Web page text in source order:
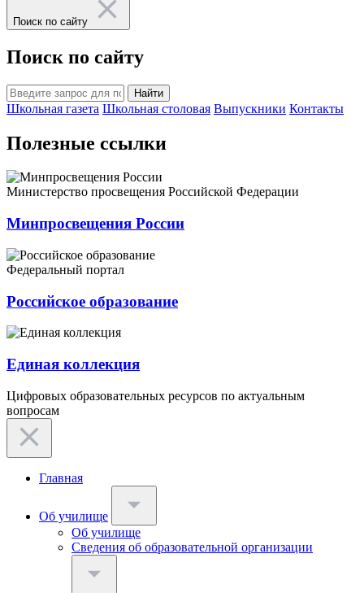
Поиск по сайту
Поиск по сайту
Найти
Школьная газета Школьная столовая Выпускники Контакты
Полезные ссылки
Министерство просвещения Российской Федерации
Минпросвещения России
Федеральный портал
Российское образование
Единая коллекция
Цифровых образовательных ресурсов по актуальным
вопросам
Главная
Об училище
Об училище
Сведения об образовательной организации